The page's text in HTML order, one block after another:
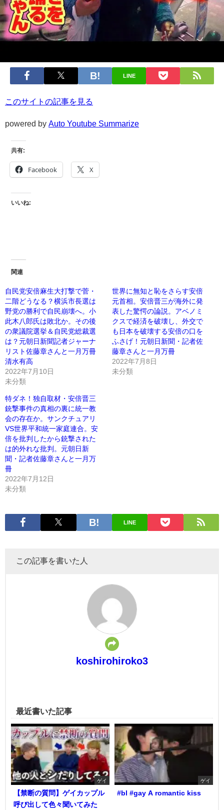
LINE
このサイトの記事を見る
powered by Auto Youtube Summarize
共有:
Facebook X
いいね:
関連
自民党安倍麻生大打撃で菅・
二階どうなる？横浜市長選は
野党の勝利で自民崩壊へ。小
此木八郎氏は敗北か。その後
の衆議院選挙＆自民党総裁選
は？元朝日新聞記者ジャーナ
リスト佐藤章さんと一月万冊
清水有高
2022年7月10日
未分類
世界に無知と恥をさらす安倍
元首相。安倍晋三が海外に発
表した驚愕の論説。アベノミ
クスで経済を破壊し、外交で
も日本を破壊する安倍の口を
ふさげ！元朝日新聞・記者佐
藤章さんと一月万冊
2022年7月8日
未分類
特ダネ！独自取材・安倍晋三
銃撃事件の真相の裏に統一教
会の存在か。サンクチュアリ
VS世界平和統一家庭連合。安
倍を批判したから銃撃された
は的外れな批判。元朝日新
聞・記者佐藤章さんと一月万
冊
2022年7月12日
未分類
LINE
この記事を書いた人
koshirohiroko3
最近書いた記事
ゲイ
【禁断の質問】ゲイカップル
呼び出して色々聞いてみた
ゲイ
#bl #gay A romantic kiss